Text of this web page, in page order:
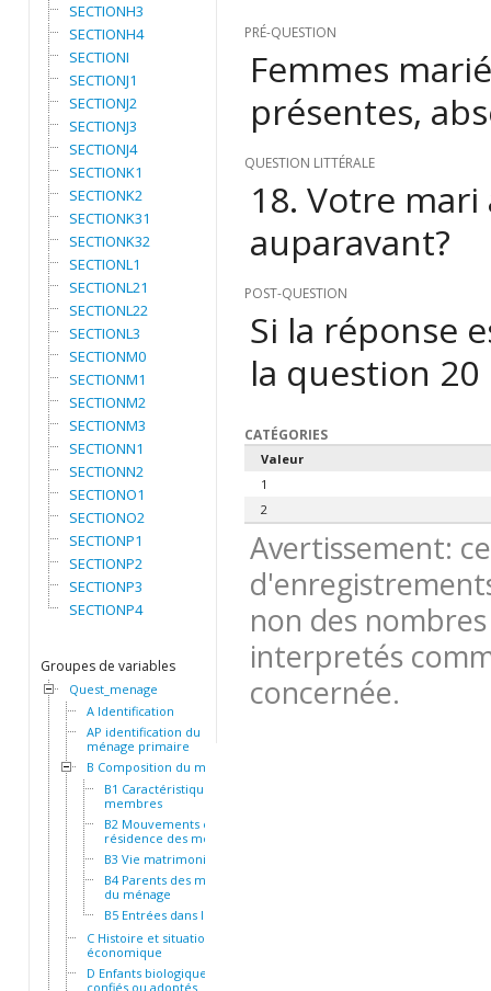
SECTIONH3
SECTIONH4
SECTIONI
SECTIONJ1
SECTIONJ2
SECTIONJ3
SECTIONJ4
SECTIONK1
SECTIONK2
SECTIONK31
SECTIONK32
SECTIONL1
SECTIONL21
SECTIONL22
SECTIONL3
SECTIONM0
SECTIONM1
SECTIONM2
SECTIONM3
SECTIONN1
SECTIONN2
SECTIONO1
SECTIONO2
SECTIONP1
SECTIONP2
SECTIONP3
SECTIONP4
Groupes de variables
Quest_menage
A Identification
AP identification du
ménage primaire
B Composition du ménage
B1 Caractéristiques des
membres
B2 Mouvements et
résidence des membres
B3 Vie matrimoniale
B4 Parents des membres
du ménage
B5 Entrées dans le ménage
C Histoire et situation socio-
économique
D Enfants biologiques,
confiés ou adoptés
PRÉ-QUESTION
Femmes
présentes,
QUESTION LITTÉRALE
18. Votre
auparavant?
POST-QUESTION
Si la réponse
la question 20
CATÉGORIES
Valeur
1
2
Avertissement:
non des
interpretés
concernée.